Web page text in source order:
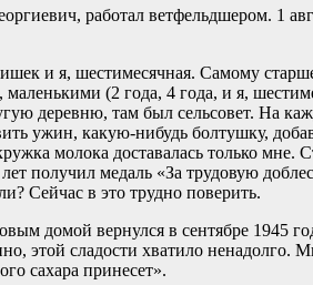
работал ветфельдшером. 1
и я, шестимесячная. Самому
(2 года, 4 года, и я,
деревню, там был сельсовет. На
ужин, какую-нибудь болтушку,
молока доставалась только мне.
получил медаль «За трудовую
Сейчас в это трудно поверить.
домой вернулся в сентябре 1945
этой сладости хватило ненадолго.
сахара принесет».